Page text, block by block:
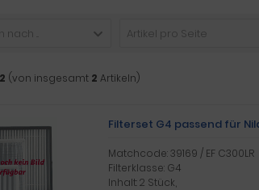
... Artikel pro Seite
2 (von insgesamt 2 Artikeln)
Filterset G4 passend für
Matchcode: 39169 / EF C300LR
Filterklasse: G4
Inhalt: 2 Stück,